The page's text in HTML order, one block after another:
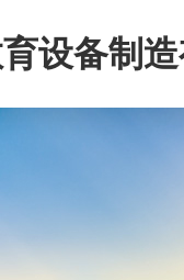
设备制